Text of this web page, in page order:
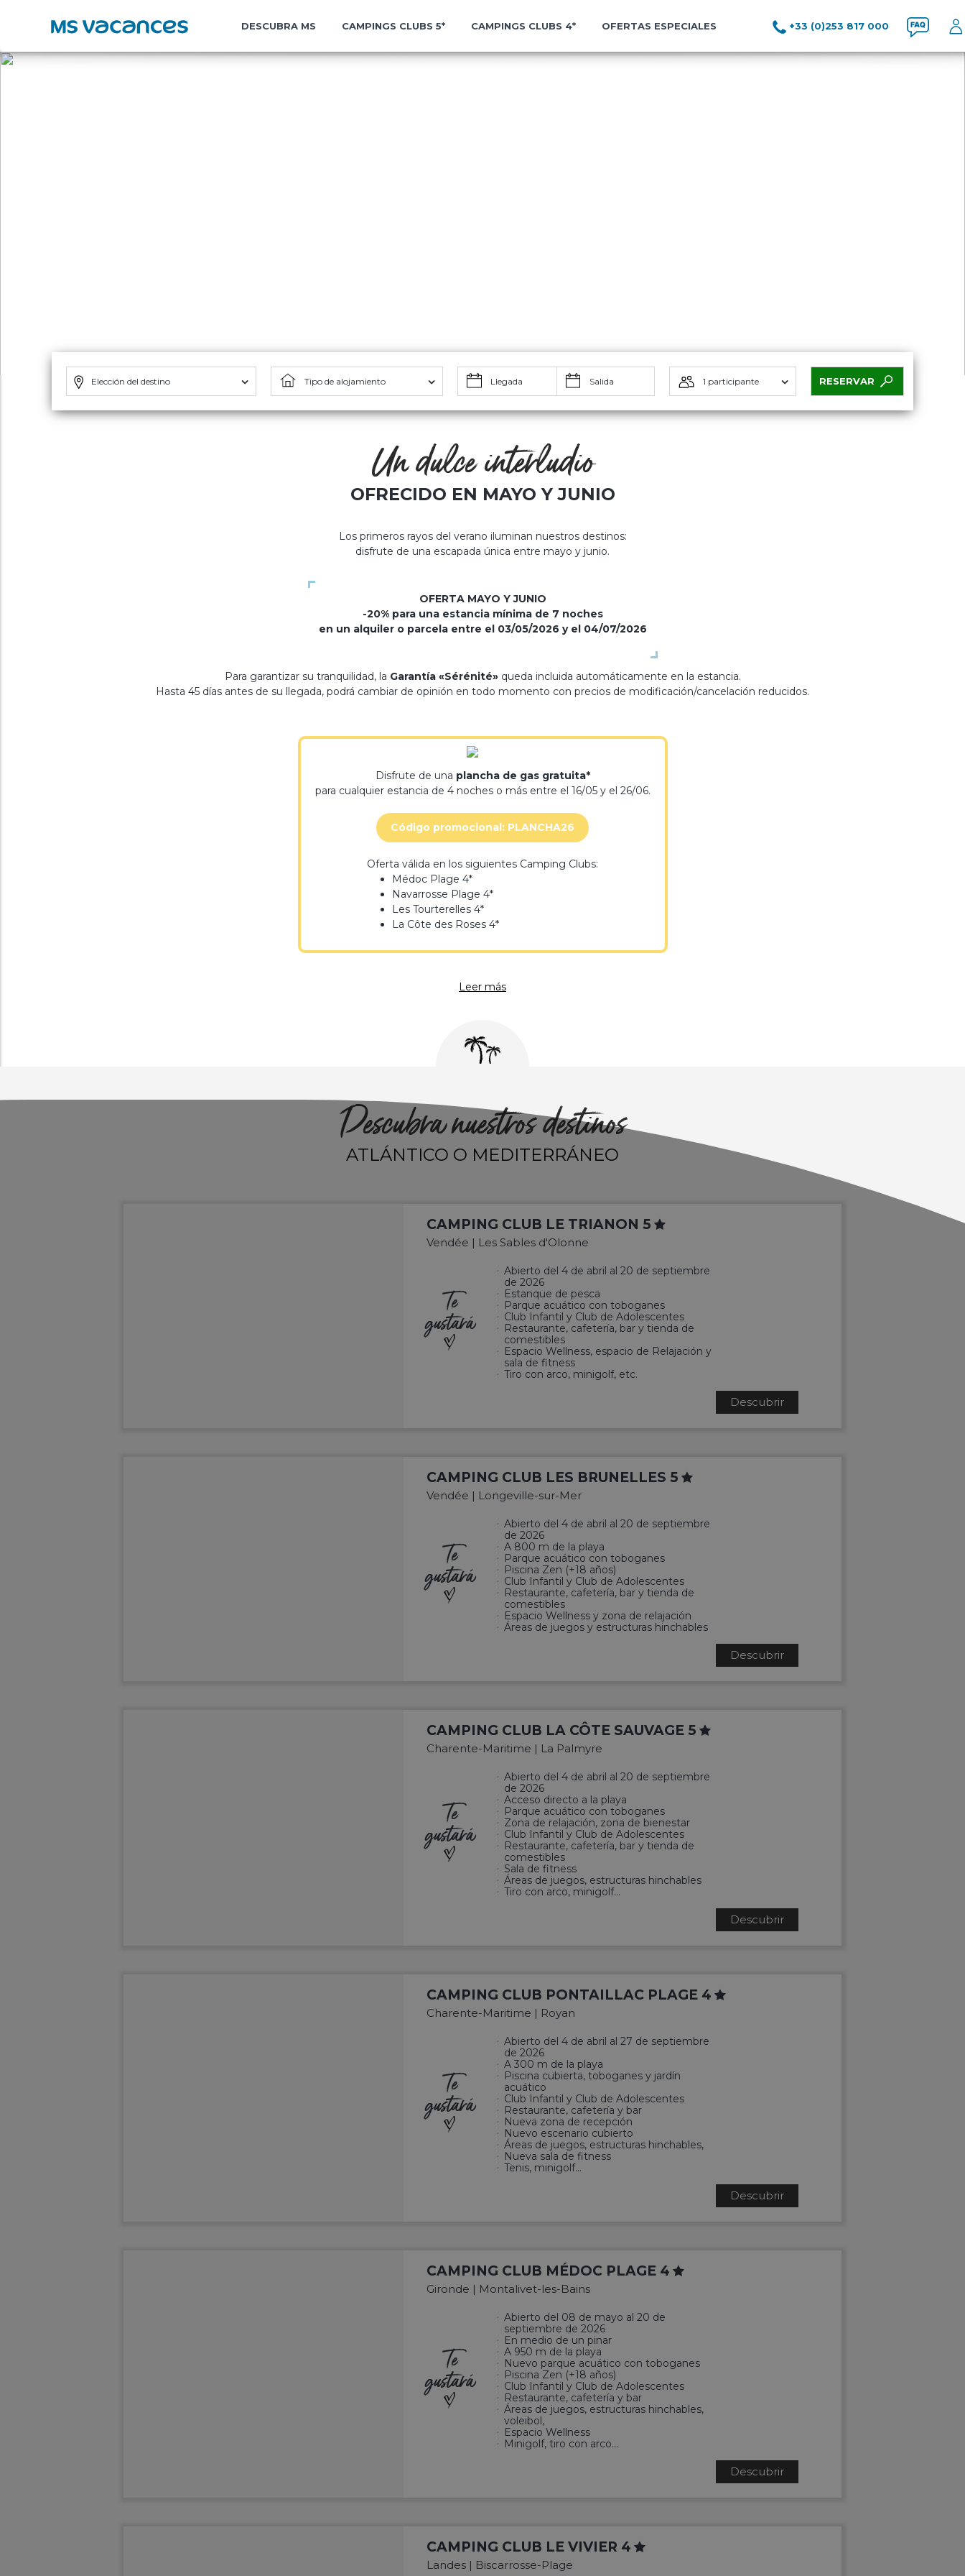
DESCUBRA MS CAMPINGS CLUBS 5* CAMPINGS CLUBS 4* OFERTAS ESPECIALES +33 (0)253 817 000
Elección del destino Tipo de alojamiento 1 participante RESERVAR
Un dulce interludio
OFRECIDO EN MAYO Y JUNIO
Los primeros rayos del verano iluminan nuestros destinos:
disfrute de una escapada única entre mayo y junio.
OFERTA MAYO Y JUNIO
-20% para una estancia mínima de 7 noches
en un alquiler o parcela entre el 03/05/2026 y el 04/07/2026
Para garantizar su tranquilidad, la Garantía «Sérénité»queda incluida automáticamente en la estancia.
Hasta 45 días antes de su llegada, podrá cambiar de opinión en todo momento con precios de modificación/cancelación reducidos.
Disfrute de una plancha de gas gratuita*
para cualquier estancia de 4 noches o más entre el 16/05 y el 26/06.
Código promocional: PLANCHA26
Oferta válida en los siguientes Camping Clubs:
Médoc Plage 4*
Navarrosse Plage 4*
Les Tourterelles 4*
La Côte des Roses 4*
Leer más
Descubra nuestros destinos
ATLÁNTICO O MEDITERRÁNEO
CAMPING CLUB LE TRIANON 5
Vendée | Les Sables d'Olonne
Te
gustará
Abierto del 4 de abril al 20 de septiembre
de 2026
Estanque de pesca
Parque acuático con toboganes
Club Infantil y Club de Adolescentes
Restaurante, cafetería, bar y tienda de
comestibles
Espacio Wellness, espacio de Relajación y
sala de fitness
Tiro con arco, minigolf, etc.
Descubrir
CAMPING CLUB LES BRUNELLES 5
Vendée | Longeville-sur-Mer
Te
gustará
Abierto del 4 de abril al 20 de septiembre
de 2026
A 800 m de la playa
Parque acuático con toboganes
Piscina Zen (+18 años)
Club Infantil y Club de Adolescentes
Restaurante, cafetería, bar y tienda de
comestibles
Espacio Wellness y zona de relajación
Áreas de juegos y estructuras hinchables
Descubrir
CAMPING CLUB LA CÔTE SAUVAGE 5
Charente-Maritime | La Palmyre
Te
gustará
Abierto del 4 de abril al 20 de septiembre
de 2026
Acceso directo a la playa
Parque acuático con toboganes
Zona de relajación, zona de bienestar
Club Infantil y Club de Adolescentes
Restaurante, cafetería, bar y tienda de
comestibles
Sala de fitness
Áreas de juegos, estructuras hinchables
Tiro con arco, minigolf…
Descubrir
CAMPING CLUB PONTAILLAC PLAGE 4
Charente-Maritime | Royan
Te
gustará
Abierto del 4 de abril al 27 de septiembre
de 2026
A 300 m de la playa
Piscina cubierta, toboganes y jardín
acuático
Club Infantil y Club de Adolescentes
Restaurante, cafetería y bar
Nueva zona de recepción
Nuevo escenario cubierto
Áreas de juegos, estructuras hinchables,
Nueva sala de fitness
Tenis, minigolf…
Descubrir
CAMPING CLUB MÉDOC PLAGE 4
Gironde | Montalivet-les-Bains
Te
gustará
Abierto del 08 de mayo al 20 de
septiembre de 2026
En medio de un pinar
A 950 m de la playa
Nuevo parque acuático con toboganes
Piscina Zen (+18 años)
Club Infantil y Club de Adolescentes
Restaurante, cafetería y bar
Áreas de juegos, estructuras hinchables,
voleibol,
Espacio Wellness
Minigolf, tiro con arco…
Descubrir
CAMPING CLUB LE VIVIER 4
Landes | Biscarrosse-Plage